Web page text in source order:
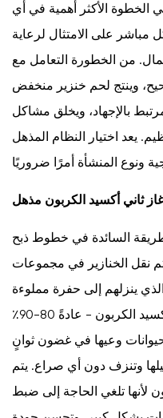
بين
خطوط
معالجة
اليدوية
وشبه
الأوتوماتيكية
والأوتوماتيكية
7.1
خطوط
الذبح
اليدوي
7.2
خطوط
ذبح
الخنازير
الأوتوماتيكية
الخطوة الأكثر أهمية في أي
مباشر على الامتثال لرعاية
من الخطورة التعامل مع
وينتج لحم خنزير منخفض
بالإجهاد، ويخلق مشاكل
يعد اختيار النظام المذهل
غاز ثاني أكسيد الكربون مذهل
السائدة في خطوط ذبح
نقل الخنازير في مجموعات
ينزلهم إلى حفرة مملوءة
بتركيز متحكم فيه من غاز ثاني أكسيد الكربون - عادةً 80-90٪
وعيها في غضون ثوانٍ
وتنزف دون أي صراع. يتم
لأنها تلغي الحاجة إلى ضبط